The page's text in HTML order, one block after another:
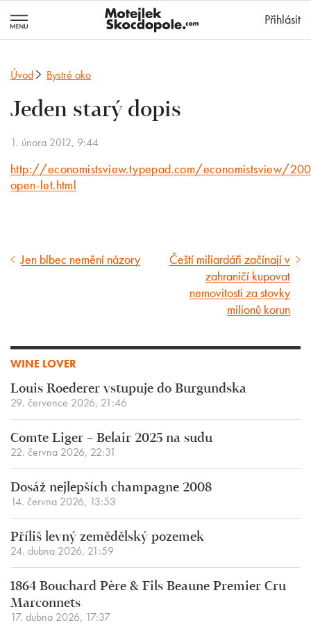
Přihlásit
Úvod Bystré oko
Jeden starý dopis
1. února 2012, 9:44
http://economistsview.typepad.com/economistsview/
open-let.html
Předcházející
Jen blbec nemění názory
Následující
Čeští miliardáři začínají v
zahraničí kupovat
nemovitosti za stovky
milionů korun
WINE LOVER
Louis Roederer vstupuje do Burgundska
29. července 2026, 21:46
Comte Liger – Belair 2025 na sudu
22. června 2026, 22:31
Dosáž nejlepších champagne 2008
14. června 2026, 13:53
Příliš levný zemědělský pozemek
24. dubna 2026, 21:59
1864 Bouchard Père & Fils Beaune Premier Cru
Marconnets
17. dubna 2026, 17:37